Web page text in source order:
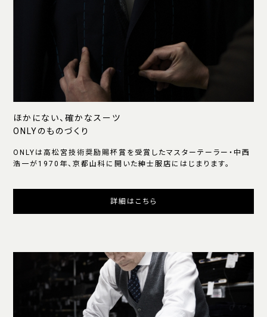
ほかにない、確かなスーツ
ONLYのものづくり
ONLYは高松宮技術奨励賜杯賞を受賞したマスターテーラー・中西
浩一が1970年、京都山科に開いた紳士服店にはじまります。
詳細はこちら